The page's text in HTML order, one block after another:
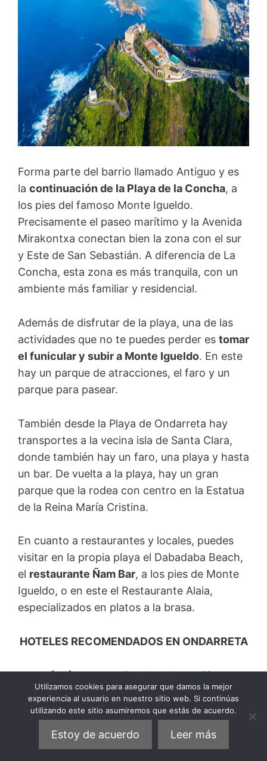
Forma parte del barrio llamado Antiguo y es
la continuación de la Playa de la Concha, a
los pies del famoso Monte Igueldo.
Precisamente el paseo marítimo y la Avenida
Mirakontxa conectan bien la zona con el sur
y Este de San Sebastián. A diferencia de La
Concha, esta zona es más tranquila, con un
ambiente más familiar y residencial.
Además de disfrutar de la playa, una de las
actividades que no te puedes perder es tomar
el funicular y subir a Monte Igueldo. En este
hay un parque de atracciones, el faro y un
parque para pasear.
También desde la Playa de Ondarreta hay
transportes a la vecina isla de Santa Clara,
donde también hay un faro, una playa y hasta
un bar. De vuelta a la playa, hay un gran
parque que la rodea con centro en la Estatua
de la Reina María Cristina.
En cuanto a restaurantes y locales, puedes
visitar en la propia playa el Dabadaba Beach,
el restaurante Ñam Bar, a los pies de Monte
Igueldo, o en este el Restaurante Alaia,
especializados en platos a la brasa.
HOTELES RECOMENDADOS EN ONDARRETA
(€€) Hotel Ilunion San Sebastián
(€€) La Galería
(€) Hotel Ezeiza
ENCUENTRA ALOJAMIENTO EN
Utilizamos cookies para asegurar que damos la mejor
experiencia al usuario en nuestro sitio web. Si continúas
utilizando este sitio asumiremos que estás de acuerdo.
Estoy de acuerdo Leer más